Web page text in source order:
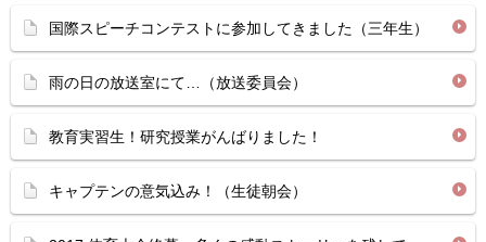
国際スピーチコンテストに参加してきました（三年生）
雨の日の放送室にて…（放送委員会）
教育実習生！研究授業がんばりました！
キャプテンの意気込み！（生徒朝会）